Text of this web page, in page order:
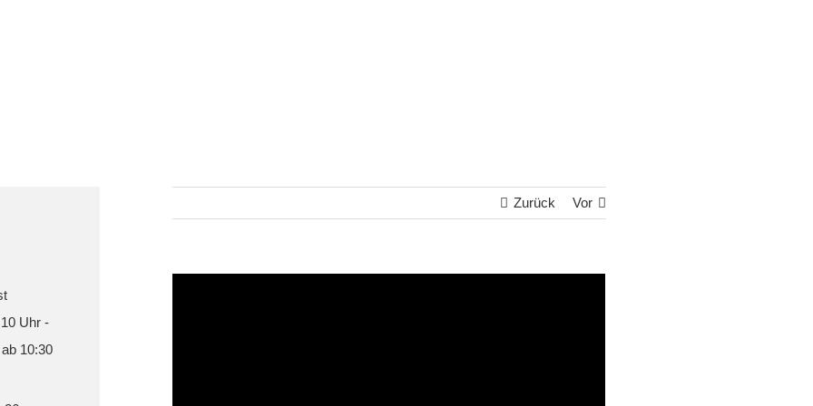
Zurück Vor
Uhr -
10:30